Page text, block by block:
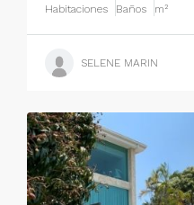
Habitaciones Baños m²
SELENE MARIN